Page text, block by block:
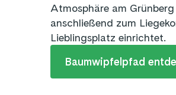
Atmosphäre am
anschließend zum
Lieblingsplatz einrichtet.
Baumwipfelpfad